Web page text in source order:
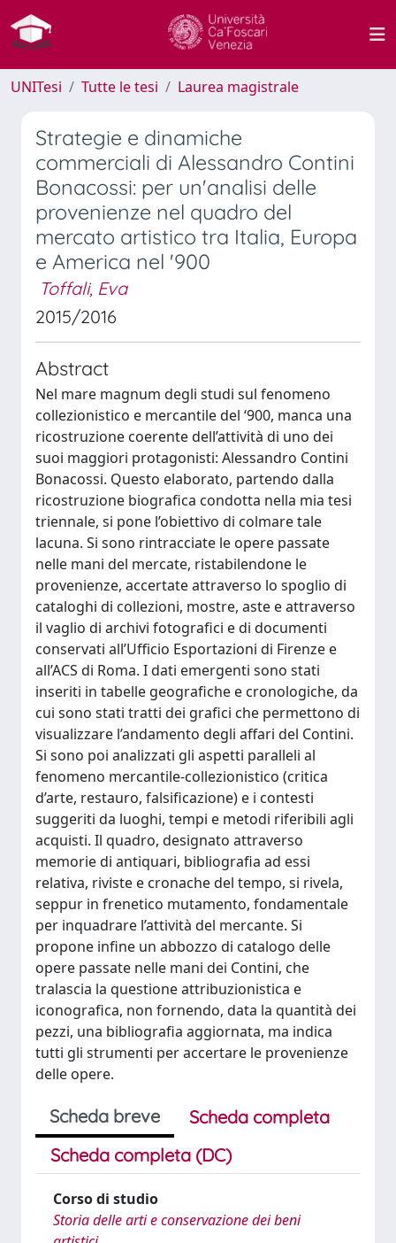
UNITesi Tutte le tesi Laurea magistrale
Strategie e dinamiche
commerciali di Alessandro Contini
Bonacossi: per un'analisi delle
provenienze nel quadro del
mercato artistico tra Italia, Europa
e America nel '900
Toffali, Eva
2015/2016
Abstract
Nel mare magnum degli studi sul fenomeno
collezionistico e mercantile del ‘900, manca una
ricostruzione coerente dell’attività di uno dei
suoi maggiori protagonisti: Alessandro Contini
Bonacossi. Questo elaborato, partendo dalla
ricostruzione biografica condotta nella mia tesi
triennale, si pone l’obiettivo di colmare tale
lacuna. Si sono rintracciate le opere passate
nelle mani del mercate, ristabilendone le
provenienze, accertate attraverso lo spoglio di
cataloghi di collezioni, mostre, aste e attraverso
il vaglio di archivi fotografici e di documenti
conservati all’Ufficio Esportazioni di Firenze e
all’ACS di Roma. I dati emergenti sono stati
inseriti in tabelle geografiche e cronologiche, da
cui sono stati tratti dei grafici che permettono di
visualizzare l’andamento degli affari del Contini.
Si sono poi analizzati gli aspetti paralleli al
fenomeno mercantile-collezionistico (critica
d’arte, restauro, falsificazione) e i contesti
suggeriti da luoghi, tempi e metodi riferibili agli
acquisti. Il quadro, designato attraverso
memorie di antiquari, bibliografia ad essi
relativa, riviste e cronache del tempo, si rivela,
seppur in frenetico mutamento, fondamentale
per inquadrare l’attività del mercante. Si
propone infine un abbozzo di catalogo delle
opere passate nelle mani dei Contini, che
tralascia la questione attribuzionistica e
iconografica, non fornendo, data la quantità dei
pezzi, una bibliografia aggiornata, ma indica
tutti gli strumenti per accertare le provenienze
delle opere.
Scheda breve
Scheda completa
Scheda completa (DC)
Corso di studio
Storia delle arti e conservazione dei beni